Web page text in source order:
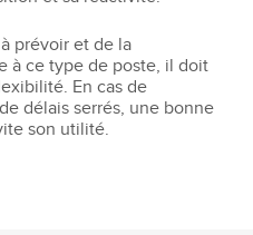
prévoir et de la
à ce type de poste, il doit
En cas de
délais serrés, une bonne
son utilité.